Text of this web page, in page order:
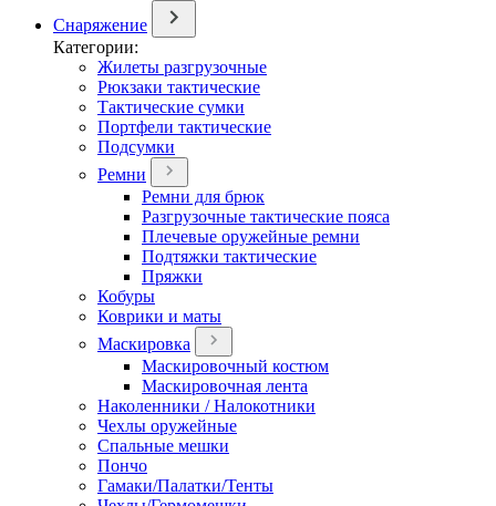
Снаряжение
Категории:
Жилеты разгрузочные
Рюкзаки тактические
Тактические сумки
Портфели тактические
Подсумки
Ремни
Ремни для брюк
Разгрузочные тактические пояса
Плечевые оружейные ремни
Подтяжки тактические
Пряжки
Кобуры
Коврики и маты
Маскировка
Маскировочный костюм
Маскировочная лента
Наколенники / Налокотники
Чехлы оружейные
Спальные мешки
Пончо
Гамаки/Палатки/Тенты